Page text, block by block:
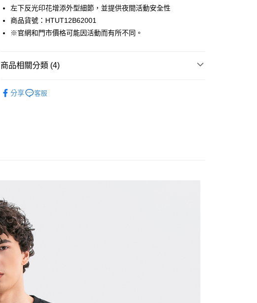
悠遊付
Google Pay
付款後全家取貨
每筆NT$280
貨到付款
每筆NT$130，滿NT$1,000(含以上)免運費
左下反光印花增添外型細節，並提供夜間活動安全性
商品貨號：HTUT12B62001
※官網和門市價格可能因活動而有所不同。
商品相關分類 (4)
分享 客服